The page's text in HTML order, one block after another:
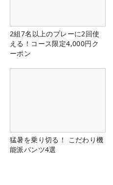
2組7名以上のプレーに2回使
える！コース限定4,000円ク
ーポン
猛暑を乗り切る！ こだわり機
能派パンツ4選